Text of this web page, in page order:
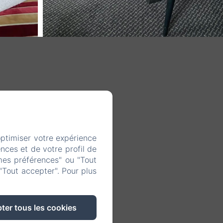
votre expérience
et de votre profil de
préférences" ou "Tout
accepter". Pour plus
tous les cookies